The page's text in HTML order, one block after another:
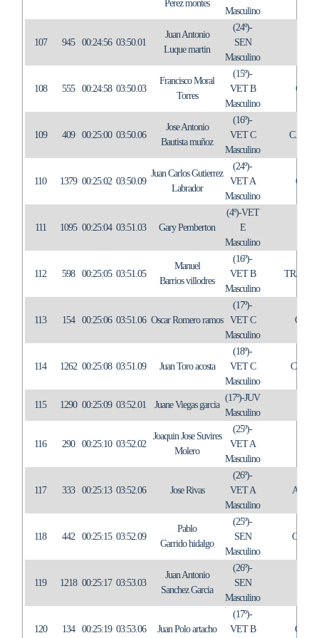
Perez montes
Masculino
107 945 00:24:56 03:50.01
Juan Antonio
Luque martin
(24º)-
SEN
Masculino
108 555 00:24:58 03:50.03
Francisco Moral
Torres
(15º)-
VET B
Masculino
C.T.
109 409 00:25:00 03:50.06
Jose Antonio
Bautista muñoz
(16º)-
VET C
Masculino
C.T.
110 1379 00:25:02 03:50.09
Juan Carlos Gutierrez
Labrador
(24º)-
VET A
Masculino
C.T.
111 1095 00:25:04 03:51.03 Gary Pemberton
(4º)-VET
E
Masculino
112 598 00:25:05 03:51.05
Manuel
Barrios villodres
(16º)-
VET B
Masculino
TRAIL
113 154 00:25:06 03:51.06 Oscar Romero ramos
(17º)-
VET C
Masculino
C.A.
114 1262 00:25:08 03:51.09 Juan Toro acosta
(18º)-
VET C
Masculino
CLUB
115 1290 00:25:09 03:52.01 Juane Viegas garcia
(17º)-JUV
Masculino
116 290 00:25:10 03:52.02
Joaquin Jose Suvires
Molero
(25º)-
VET A
Masculino
117 333 00:25:13 03:52.06 Jose Rivas
(26º)-
VET A
Masculino
118 442 00:25:15 03:52.09
Pablo
Garrido hidalgo
(25º)-
SEN
Masculino
119 1218 00:25:17 03:53.03
Juan Antonio
Sanchez Garcia
(26º)-
SEN
Masculino
120 134 00:25:19 03:53.06 Juan Polo artacho
(17º)-
VET B
C.A.